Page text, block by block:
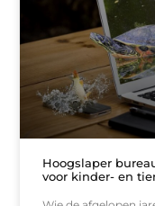
Hoogslaper
voor kinder- en